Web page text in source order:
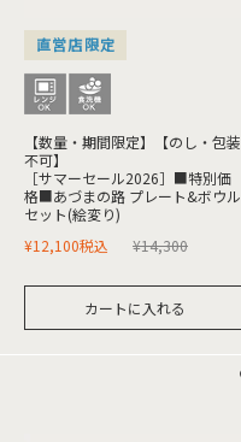
直営店限定
【数量・期間限定】【のし・包装
不可】
［サマーセール2026］■特別価
格■あづまの路 プレート&ボウル
セット(絵変り)
¥14,300
¥12,100税込
カートに入れる